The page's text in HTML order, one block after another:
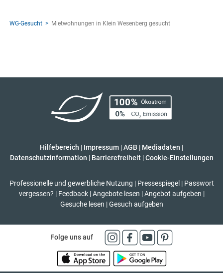
WG-Gesucht Mietwohnungen in Klein Wesenberg gesucht
Hilfebereich | Impressum |AGB | Mediadaten |
Datenschutzinformation | Barrierefreiheit | Cookie-Einstellungen
Professionelle und gewerbliche Nutzung | Pressespiegel | Passwort
vergessen? | Feedback | Angebote lesen | Angebot aufgeben |
Gesuche lesen | Gesuch aufgeben
Folge uns auf